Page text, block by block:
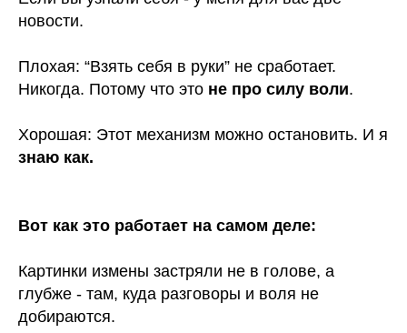
новости.
Плохая: “Взять себя в руки” не сработает.
Никогда. Потому что это не про силу воли.
Хорошая: Этот механизм можно остановить. И я
знаю как.
Вот как это работает на самом деле:
Картинки измены застряли не в голове, а
глубже - там, куда разговоры и воля не
добираются.